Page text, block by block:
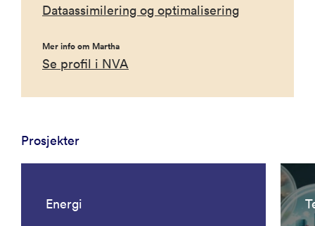
Dataassimilering og optimalisering
Mer info om Martha
Se profil i NVA
Prosjekter
Energi